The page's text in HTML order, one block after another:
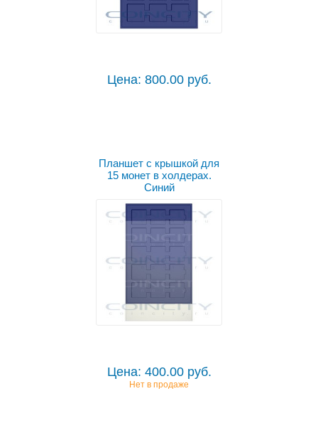
Цена: 800.00 руб.
Планшет с крышкой для
15 монет в холдерах.
Синий
Цена: 400.00 руб.
Нет в продаже